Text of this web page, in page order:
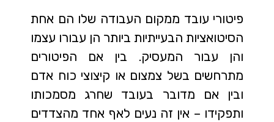
פיטורי עובד ממקום העבודה שלו הם אחת
הסיטואציות הבעייתיות ביותר הן עבורו עצמו
והן עבור המעסיק. בין אם הפיטורים
מתרחשים בשל צמצום או קיצוצי כוח אדם
ובין אם מדובר בעובד שחרג מסמכותו
ותפקידו – אין זה נעים לאף אחד מהצדדים